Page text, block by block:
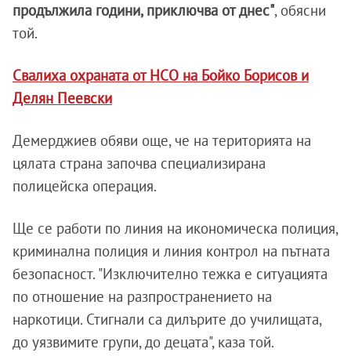
продължила години, приключва от днес", обясни
той.
Свалиха охраната от НСО на Бойко Борисов и
Делян Пеевски
Демерджиев обяви още, че на територията на
цялата страна започва специализирана
полицейска операция.
Ще се работи по линия на икономическа полиция,
криминална полиция и линия контрол на пътната
безопасност. "Изключително тежка е ситуацията
по отношение на разпространението на
наркотици. Стигнали са дилърите до училищата,
до уязвимите групи, до децата", каза той.